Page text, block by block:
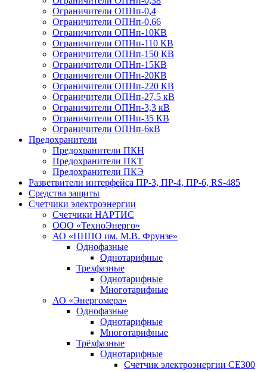
Ограничители ОПНп-0,4
Ограничители ОПНп-0,66
Ограничители ОПНп-10КВ
Ограничители ОПНп-110 КВ
Ограничители ОПНп-150 КВ
Ограничители ОПНп-15КВ
Ограничители ОПНп-20КВ
Ограничители ОПНп-220 КВ
Ограничители ОПНп-27,5 кВ
Ограничители ОПНп-3,3 кВ
Ограничители ОПНп-35 КВ
Ограничители ОПНп-6кВ
Предохранители
Предохранители ПКН
Предохранители ПКТ
Предохранители ПКЭ
Разветвители интерфейса ПР-3, ПР-4, ПР-6, RS-485
Средства защиты
Счетчики электроэнергии
Счетчики НАРТИС
ООО «ТехноЭнерго»
АО «ННПО им. М.В. Фрунзе»
Однофазные
Однотарифные
Трехфазные
Однотарифные
Многотарифные
АО «Энергомера»
Однофазные
Однотарифные
Многотарифные
Трёхфазные
Однотарифные
Счетчик электроэнергии CE300